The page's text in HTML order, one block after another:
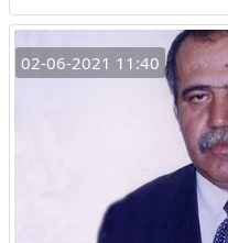
02-06-2021 11:40